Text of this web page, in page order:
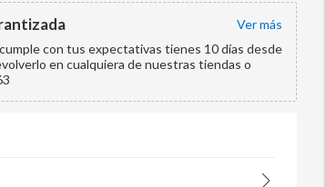
ver más
con tus expectativas tienes 10 días desde
en cualquiera de nuestras tiendas o